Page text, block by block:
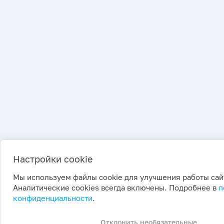
Настройки cookie
Мы используем файлы cookie для улучшения работы
Аналитические cookies всегда включены. Подробнее в
конфиденциальности.
Отклонить необязательные